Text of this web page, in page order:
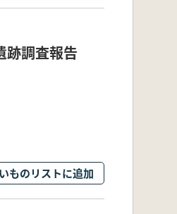
調査報告
ものリストに追加